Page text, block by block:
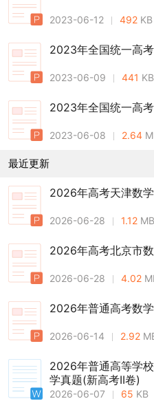
2023-06-12 492 KB
2023年全国统一高
2023-06-09 441 KB
2023年全国统一高考
2023-06-08 2.64
最近更新
2026年高考天津数
2026-06-28 1.12 MB
2026年高考北京市
2026-06-28 4.02
2026年普通高考数学
2026-06-14 2.92
2026年普通高等学
学真题(新高考II卷)
2026-06-07 65 KB